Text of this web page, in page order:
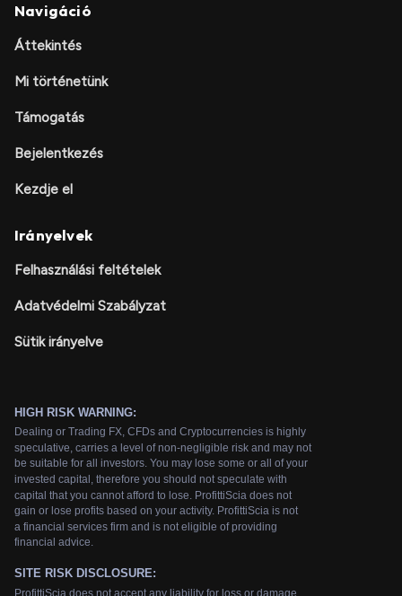
Navigáció
Áttekintés
Mi történetünk
Támogatás
Bejelentkezés
Kezdje el
Irányelvek
Felhasználási feltételek
Adatvédelmi Szabályzat
Sütik irányelve